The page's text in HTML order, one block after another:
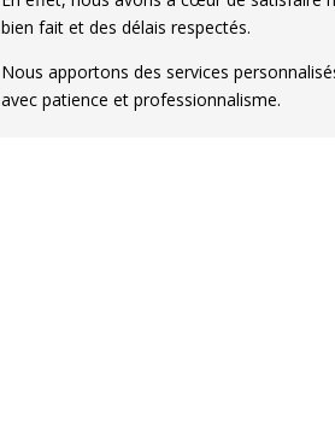
bien fait et des délais respectés.
Nous apportons des services
avec patience et professionnalisme.